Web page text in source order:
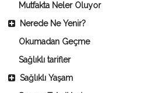
Mutfakta Neler Oluyor
Nerede Ne Yenir?
Okumadan Geçme
Sağlıklı tarifler
Sağlıklı Yaşam